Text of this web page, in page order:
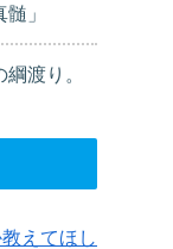
」
渡り。
えてほし